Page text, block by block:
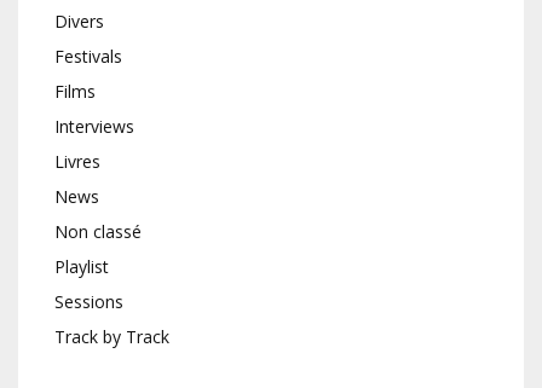
Divers
Festivals
Films
Interviews
Livres
News
Non classé
Playlist
Sessions
Track by Track